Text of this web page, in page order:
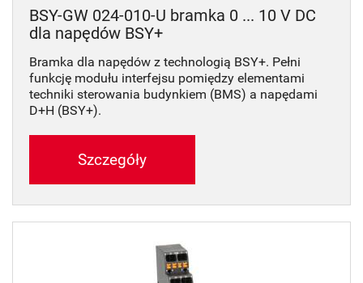
BSY-GW 024-010-U bramka 0 ... 10 V DC
dla napędów BSY+
Bramka dla napędów z technologią BSY+. Pełni
funkcję modułu interfejsu pomiędzy elementami
techniki sterowania budynkiem (BMS) a napędami
D+H (BSY+).
Szczegóły